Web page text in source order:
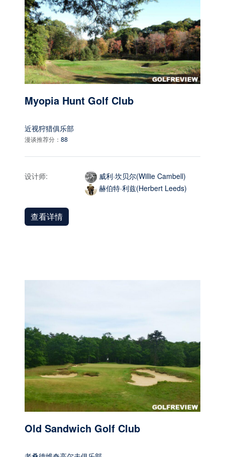
Myopia Hunt Golf Club
近视狩猎俱乐部
漫谈推荐分： 88
设计师:
威利·坎贝尔(Willie Cambell)
赫伯特·利兹(Herbert Leeds)
查看详情
Old Sandwich Golf Club